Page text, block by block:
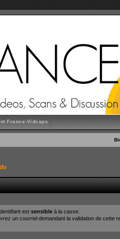
France-Vidcaps
estsensible à la casse.
un courriel demandant la validation de